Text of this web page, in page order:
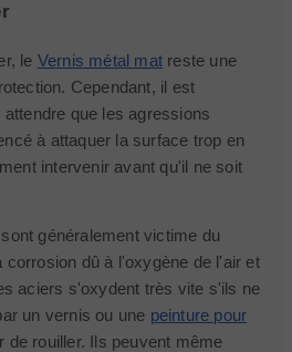
le Vernis métal matreste une
Cependant, il est
que les agressions
à attaquer la surface trop en
intervenir avant qu'il ne soit
généralement victime du
corrosion dû à l'oxygène de l'air et
aciers s'oxydent très vite s'ils ne
un vernis ou une peinture pour
de rouiller. Ils peuvent même